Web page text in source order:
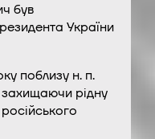
був
України
поблизу н. п.
захищаючи рідну